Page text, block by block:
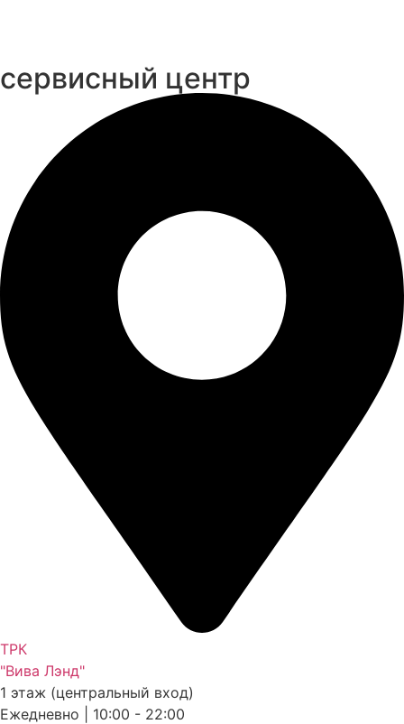
cервисный центр
ТРК
"Вива Лэнд"
1 этаж (центральный вход)
Ежедневно | 10:00 - 22:00